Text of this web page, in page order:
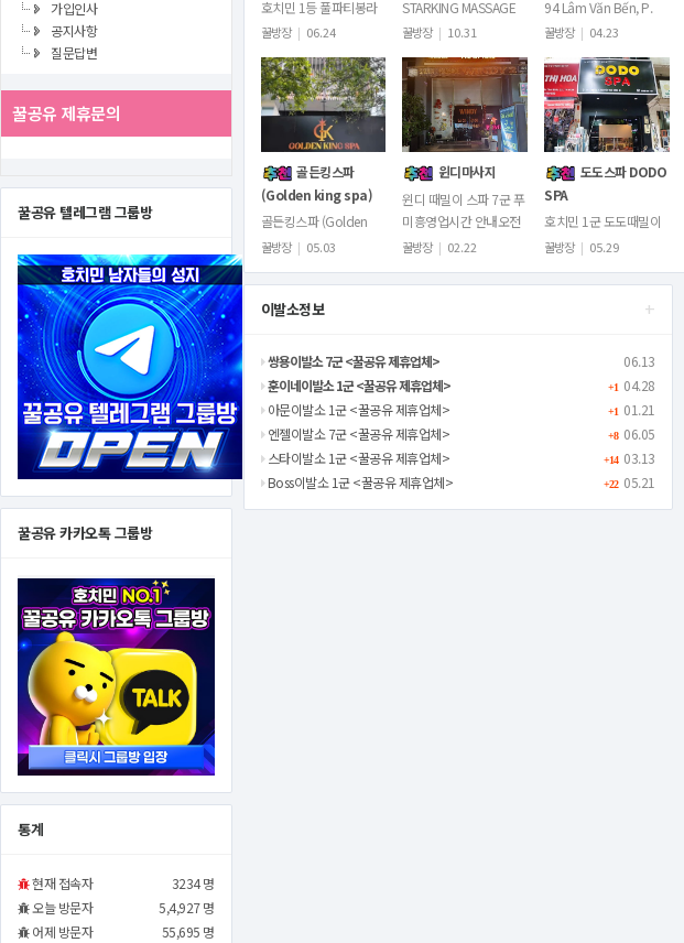
가입인사
공지사항
질문답변
꿀공유 제휴문의
꿀공유 텔레그램 그룹방
꿀공유 카카오톡 그룹방
통계
현재 접속자
3234 명
오늘 방문자
5,4,927 명
어제 방문자
55,695 명
호치민 1등 풀파티봉라
이캇마사지 Bồng Lai
했습니다.한번 방문하시
면 재방문률100%현장
실물ㅊㅇㅅ사진불가X예
약풀이 자주…
꿀방장 | 06.24
STARKING MASSAGE
BY 딸기 1군호치민 핫플
다!105 Đ. Ký Con,
Phường Nguyễn Thái
Bình…
꿀방장 | 10.31
94 Lâm Văn Bến, P.
Kiểng, Tân Quy, Quận
Minh시스템…
꿀방장 | 04.23
골든킹스파
(Golden king spa)
골든킹스파 (Golden
king spa)호치민에서 최
지 스파가 있습니다.바로
골든킹스파(Golden
꿀방장 | 05.03
윈디마사지
윈디 때밀이 스파 7군 푸
미흥영업시간 안내오전
09:00 ~ 새벽 03:00마
벽 3시마감)시스템 및 이
꿀방장 | 02.22
도도스파 DODO
SPA
호치민 1군 도도때밀이
스파시스템 및 이용요금
탁드립니다!예약 및 문
램:@dodospa369
꿀방장 | 05.29
+
이발소정보
06.13
쌍용이발소 7군 <꿀공유 제휴업체>
+1 04.28
훈이네이발소 1군 <꿀공유 제휴업체>
+1 01.21
아문이발소 1군 <꿀공유 제휴업체>
+8 06.05
엔젤이발소 7군 <꿀공유 제휴업체>
+14 03.13
스타이발소 1군 <꿀공유 제휴업체>
+22 05.21
Boss이발소 1군 <꿀공유 제휴업체>